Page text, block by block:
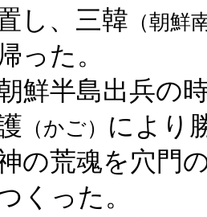
し、三韓 （朝鮮
った。
鮮半島出兵の
（かご） により
の荒魂を穴門
くった。